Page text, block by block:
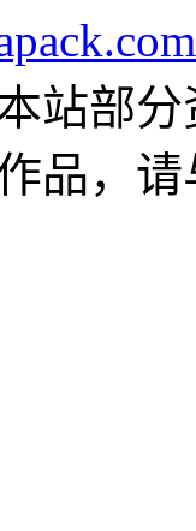
站部
品，